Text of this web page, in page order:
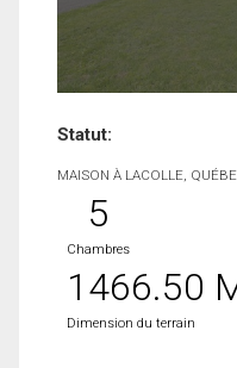
Statut:
MAISON À LACOLLE,
5
Chambres
1466.50
Dimension du terrain